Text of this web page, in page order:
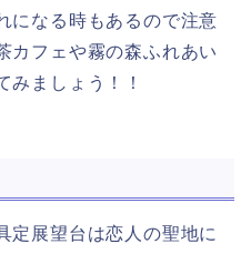
になる時もあるので注意
カフェや霧の森ふれあい
みましょう！！
定展望台は恋人の聖地に